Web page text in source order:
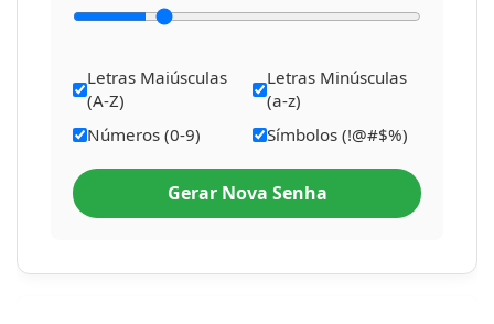
Letras Maiúsculas
(A-Z)
Letras Minúsculas
(a-z)
Números (0-9)
Símbolos (!@#$%)
Gerar Nova Senha